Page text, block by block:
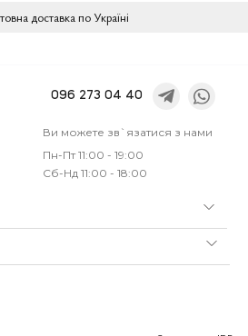
доставка по Україні
096 273 04 40
Ви можете зв`язатися з нами
Пн-Пт 11:00 - 19:00
Сб-Нд 11:00 - 18:00